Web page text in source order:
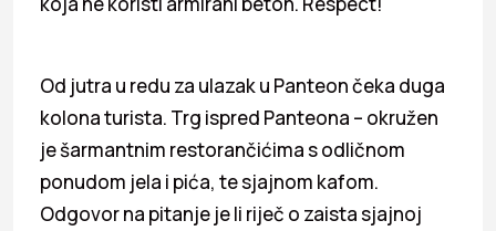
Od jutra u redu za ulazak u Panteon čeka duga
kolona turista. Trg ispred Panteona – okružen
je šarmantnim restorančićima s odličnom
ponudom jela i pića, te sjajnom kafom.
Odgovor na pitanje je li riječ o zaista sjajnoj